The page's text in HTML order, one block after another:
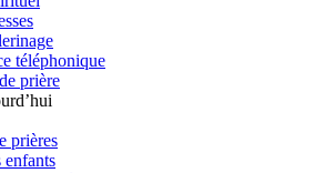
téléphonique
prière
prières
enfants